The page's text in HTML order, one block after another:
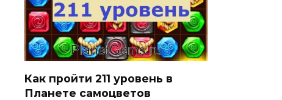
Как пройти 211 уровень в
Планете самоцветов